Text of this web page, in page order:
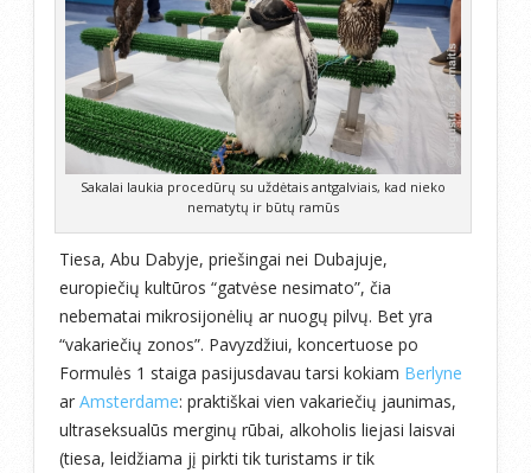
Sakalai laukia procedūrų su uždėtais antgalviais, kad nieko
nematytų ir būtų ramūs
Tiesa, Abu Dabyje, priešingai nei Dubajuje,
europiečių kultūros “gatvėse nesimato”, čia
nebematai mikrosijonėlių ar nuogų pilvų. Bet yra
“vakariečių zonos”. Pavyzdžiui, koncertuose po
Formulės 1 staiga pasijusdavau tarsi kokiam Berlyne
ar Amsterdame: praktiškai vien vakariečių jaunimas,
ultraseksualūs merginų rūbai, alkoholis liejasi laisvai
(tiesa, leidžiama jį pirkti tik turistams ir tik